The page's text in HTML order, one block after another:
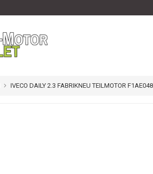
IVECO DAILY 2.3 FABRIKNEU TEILMOTOR